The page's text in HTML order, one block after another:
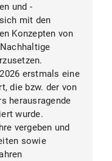
und -
mit den
Konzepten von
erstmals eine
die bzw. der von
herausragende
wurde.
vergeben und
sowie